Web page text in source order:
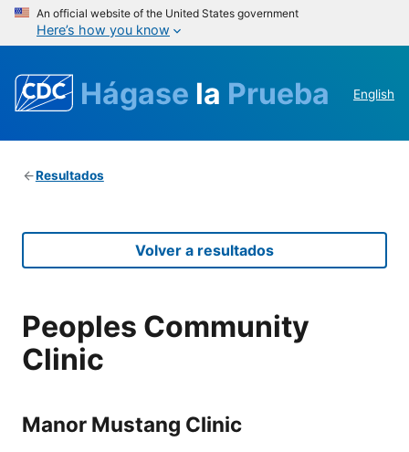
An official website of the United States government
Here’s how you know
Hágase la Prueba English
Resultados
Volver a resultados
Peoples Community
Clinic
Manor Mustang Clinic